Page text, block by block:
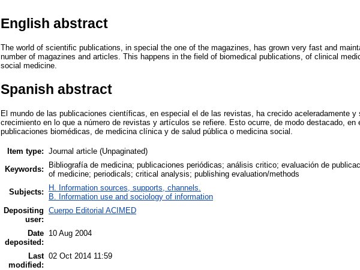
English abstract
The world of scientific publications, in special the one of the magazines, has grown very fast and
number of magazines and articles. This happens in the field of biomedical publications, of clinical
social medicine.
Spanish abstract
El mundo de las publicaciones científicas, en especial el de las revistas, ha crecido aceleradamente y
crecimiento en lo que a número de revistas y artículos se refiere. Esto ocurre, de modo destacado, en
publicaciones biomédicas, de medicina clínica y de salud pública o medicina social.
Item type: Journal article (Unpaginated)
Keywords:
Bibliografía de medicina; publicaciones periódicas; análisis critico; evaluación de
of medicine; periodicals; critical analysis; publishing evaluation/methods
Subjects:
H. Information sources, supports, channels.
B. Information use and sociology of information
Depositing
user:
Cuerpo Editorial ACIMED
Date
deposited:
10 Aug 2004
Last
modified:
02 Oct 2014 11:59